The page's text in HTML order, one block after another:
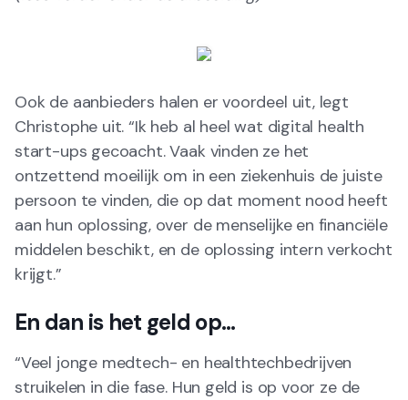
Ook de aanbieders halen er voordeel uit, legt
Christophe uit. “Ik heb al heel wat digital health
start-ups gecoacht. Vaak vinden ze het
ontzettend moeilijk om in een ziekenhuis de juiste
persoon te vinden, die op dat moment nood heeft
aan hun oplossing, over de menselijke en financiële
middelen beschikt, en de oplossing intern verkocht
krijgt.”
En dan is het geld op...
“Veel jonge medtech- en healthtechbedrijven
struikelen in die fase. Hun geld is op voor ze de